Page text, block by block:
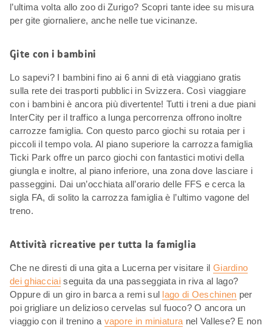
l’ultima volta allo zoo di Zurigo? Scopri tante idee su misura
per gite giornaliere, anche nelle tue vicinanze.
Gite con i bambini
Lo sapevi? I bambini fino ai 6 anni di età viaggiano gratis
sulla rete dei trasporti pubblici in Svizzera. Così viaggiare
con i bambini è ancora più divertente! Tutti i treni a due piani
InterCity per il traffico a lunga percorrenza offrono inoltre
carrozze famiglia. Con questo parco giochi su rotaia per i
piccoli il tempo vola. Al piano superiore la carrozza famiglia
Ticki Park offre un parco giochi con fantastici motivi della
giungla e inoltre, al piano inferiore, una zona dove lasciare i
passeggini. Dai un’occhiata all’orario delle FFS e cerca la
sigla FA, di solito la carrozza famiglia è l’ultimo vagone del
treno.
Attività ricreative per tutta la famiglia
Che ne diresti di una gita a Lucerna per visitare il Giardino
dei ghiacciaiseguita da una passeggiata in riva al lago?
Oppure di un giro in barca a remi sul lago di Oeschinen per
poi grigliare un delizioso cervelas sul fuoco? O ancora un
viaggio con il trenino a vapore in miniatura nel Vallese? E non